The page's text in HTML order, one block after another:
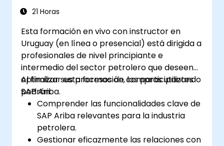
usuarios.
21 Horas
Esta formación en vivo con instructor en
Uruguay (en línea o presencial) está dirigida a
profesionales de nivel principiante e
intermedio del sector petrolero que deseen
optimizar sus procesos de compras utilizando
SAP Ariba.
Al finalizar esta formación, los participantes
podrán:
Comprender las funcionalidades clave de
SAP Ariba relevantes para la industria
petrolera.
Gestionar eficazmente las relaciones con